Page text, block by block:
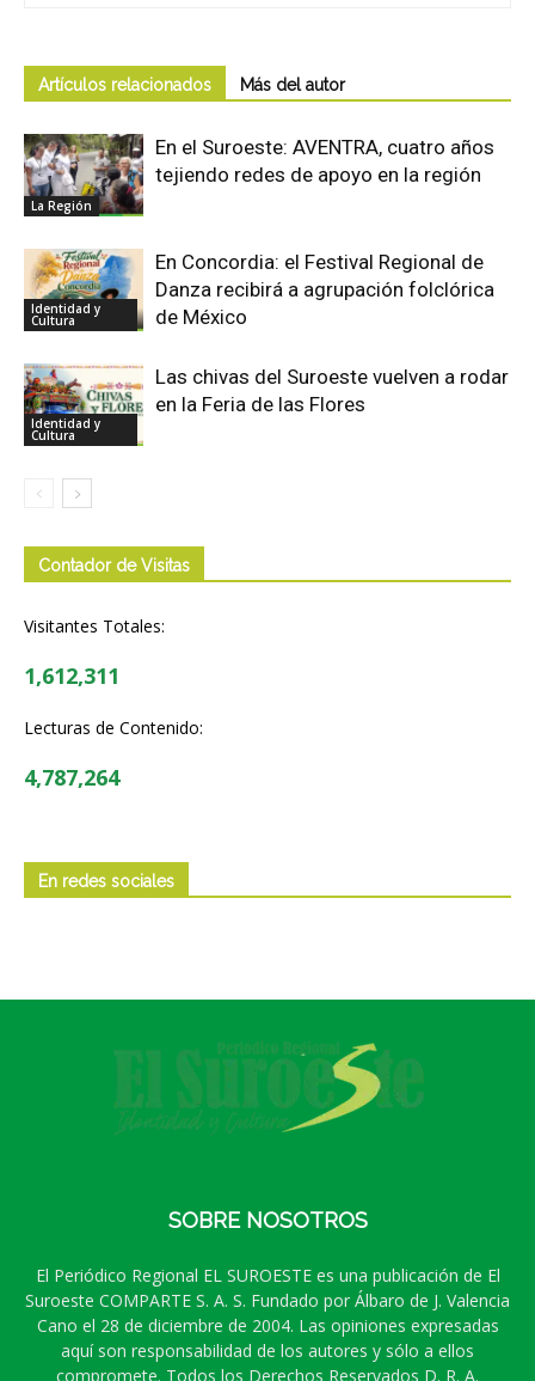
Artículos relacionados Más del autor
La Región
En el Suroeste: AVENTRA, cuatro años
tejiendo redes de apoyo en la región
Identidad y
Cultura
En Concordia: el Festival Regional de
Danza recibirá a agrupación folclórica
de México
Identidad y
Cultura
Las chivas del Suroeste vuelven a rodar
en la Feria de las Flores
Contador de Visitas
Visitantes Totales:
1,612,311
Lecturas de Contenido:
4,787,264
En redes sociales
SOBRE NOSOTROS
El Periódico Regional EL SUROESTE es una publicación de El
Suroeste COMPARTE S. A. S. Fundado por Álbaro de J. Valencia
Cano el 28 de diciembre de 2004. Las opiniones expresadas
aquí son responsabilidad de los autores y sólo a ellos
compromete. Todos los Derechos Reservados D. R. A.